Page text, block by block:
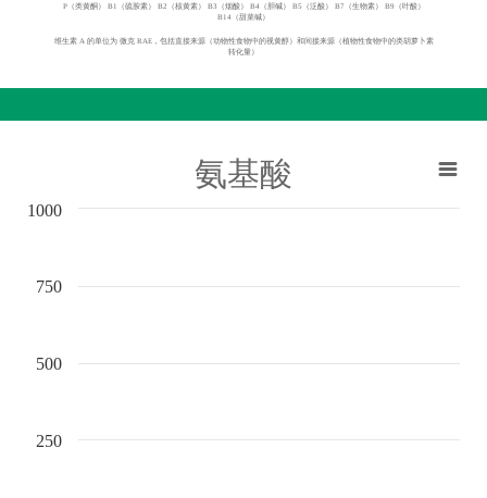
P（类黄酮） B1（硫胺素） B2（核黄素） B3（烟酸） B4（胆碱） B5（泛酸） B7（生物素） B9（叶酸）
B14（甜菜碱）
维生素 A 的单位为 微克 RAE，包括直接来源（动物性食物中的视黄醇）和间接来源（植物性食物中的类胡萝卜素
转化量）
氨基酸
250
500
750
1000